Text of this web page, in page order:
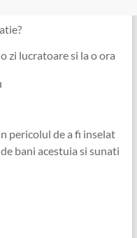
zi lucratoare si la o ora
pericolul de a fi inselat
bani acestuia si sunati